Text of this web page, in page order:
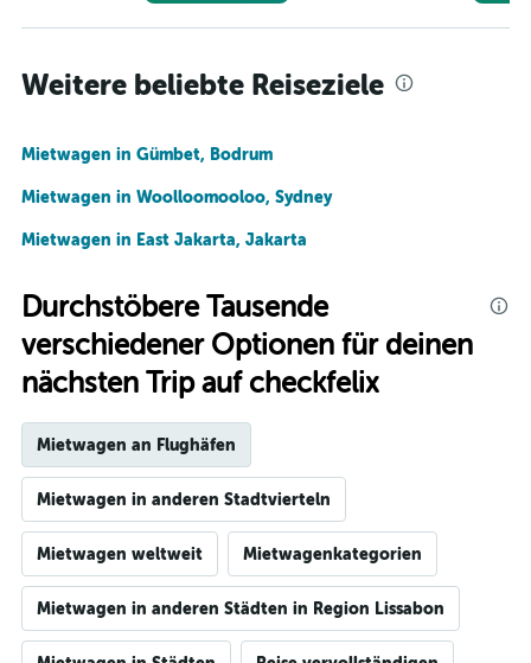
Weitere beliebte Reiseziele
Mietwagen in Gümbet, Bodrum
Mietwagen in Woolloomooloo, Sydney
Mietwagen in East Jakarta, Jakarta
Durchstöbere Tausende
verschiedener Optionen für deinen
nächsten Trip auf checkfelix
Mietwagen an Flughäfen
Mietwagen in anderen Stadtvierteln
Mietwagen weltweit Mietwagenkategorien
Mietwagen in anderen Städten in Region Lissabon